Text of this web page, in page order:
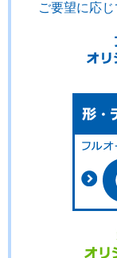
ご要望に応